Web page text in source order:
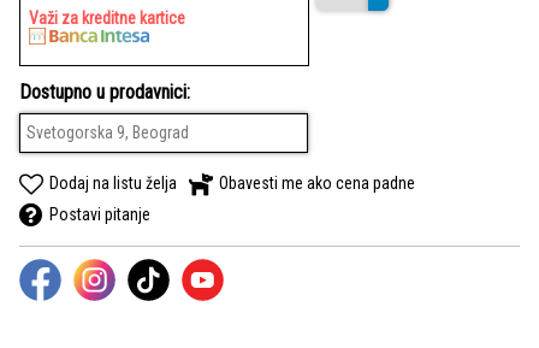
Važi za kreditne kartice
Dostupno u prodavnici:
Svetogorska 9, Beograd
Dodaj na listu želja
Obavesti me ako cena padne
Postavi pitanje